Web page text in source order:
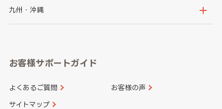
神奈川県
山梨県
愛知県
京都府
和歌山県
鳥取県
山口県
香川県 愛媛県
九州・沖縄
長崎県
大分県 宮崎県
お客様サポートガイド
よくあるご質問 お客様の声
サイトマップ